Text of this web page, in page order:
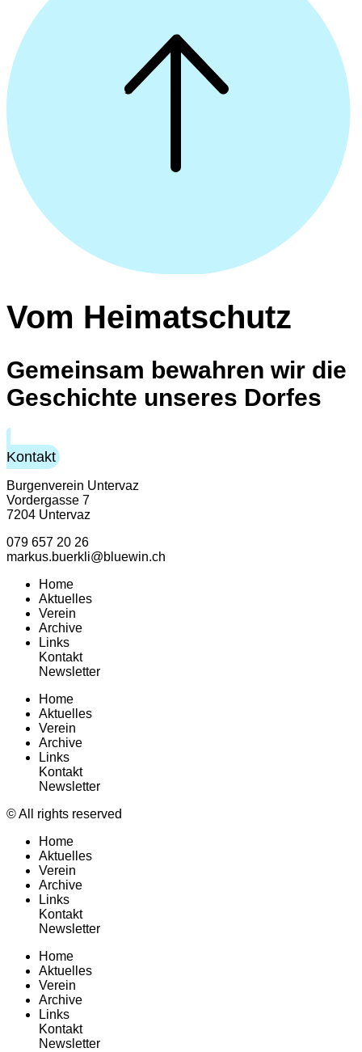
Vom Heimatschutz
Gemeinsam bewahren wir die
Geschichte unseres Dorfes
Kontakt
Burgenverein Untervaz
Vordergasse 7
7204 Untervaz
079 657 20 26
markus.buerkli@bluewin.ch
Home
Aktuelles
Verein
Archive
Links
Kontakt
Newsletter
Home
Aktuelles
Verein
Archive
Links
Kontakt
Newsletter
© All rights reserved
Home
Aktuelles
Verein
Archive
Links
Kontakt
Newsletter
Home
Aktuelles
Verein
Archive
Links
Kontakt
Newsletter